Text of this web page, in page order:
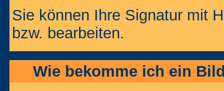
Sie können Ihre Signatur mit
bzw. bearbeiten.
Wie bekomme ich ein